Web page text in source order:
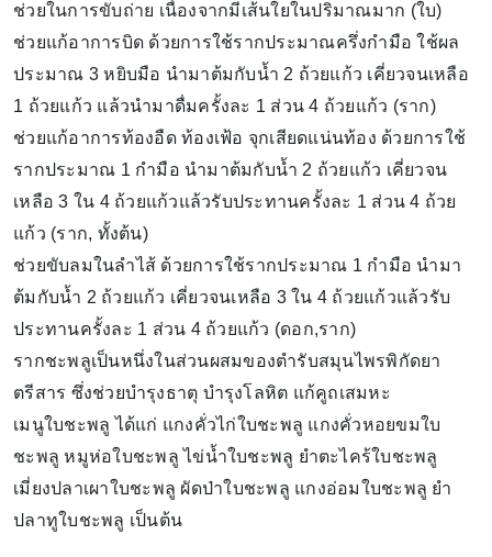
ช่วยในการขับถ่าย เนื่องจากมีเส้นใยในปริมาณมาก (ใบ)
ช่วยแก้อาการบิด ด้วยการใช้รากประมาณครึ่งกำมือ ใช้ผล
ประมาณ 3 หยิบมือ นำมาต้มกับน้ำ 2 ถ้วยแก้ว เคี่ยวจนเหลือ
1 ถ้วยแก้ว แล้วนำมาดื่มครั้งละ 1 ส่วน 4 ถ้วยแก้ว (ราก)
ช่วยแก้อาการท้องอืด ท้องเฟ้อ จุกเสียดแน่นท้อง ด้วยการใช้
รากประมาณ 1 กำมือ นำมาต้มกับน้ำ 2 ถ้วยแก้ว เคี่ยวจน
เหลือ 3 ใน 4 ถ้วยแก้วแล้วรับประทานครั้งละ 1 ส่วน 4 ถ้วย
แก้ว (ราก, ทั้งต้น)
ช่วยขับลมในลำไส้ ด้วยการใช้รากประมาณ 1 กำมือ นำมา
ต้มกับน้ำ 2 ถ้วยแก้ว เคี่ยวจนเหลือ 3 ใน 4 ถ้วยแก้วแล้วรับ
ประทานครั้งละ 1 ส่วน 4 ถ้วยแก้ว (ดอก,ราก)
รากชะพลูเป็นหนึ่งในส่วนผสมของตำรับสมุนไพรพิกัดยา
ตรีสาร ซึ่งช่วยบำรุงธาตุ บำรุงโลหิต แก้คูถเสมหะ
เมนูใบชะพลู ได้แก่ แกงคั่วไก่ใบชะพลู แกงคั่วหอยขมใบ
ชะพลู หมูห่อใบชะพลู ไข่น้ำใบชะพลู ยำตะไคร้ใบชะพลู
เมี่ยงปลาเผาใบชะพลู ผัดป่าใบชะพลู แกงอ่อมใบชะพลู ยำ
ปลาทูใบชะพลู เป็นต้น